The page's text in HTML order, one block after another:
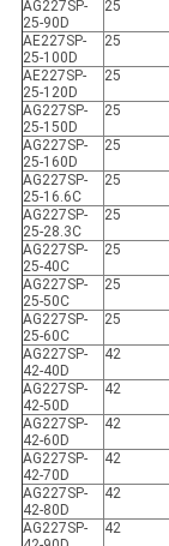
AG227SP-
25-90D
25
ΑΕ227SP-
25-100D
25
ΑΕ227SP-
25-120D
25
AG227SP-
25-150D
25
AG227SP-
25-160D
25
AG227SP-
25-16.6C
25
AG227SP-
25-28.3C
25
AG227SP-
25-40C
25
AG227SP-
25-50C
25
AG227SP-
25-60C
25
AG227SP-
42-40D
42
AG227SP-
42-50D
42
AG227SP-
42-60D
42
AG227SP-
42-70D
42
AG227SP-
42-80D
42
AG227SP-
42